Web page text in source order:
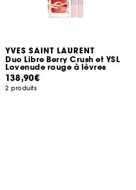
YVES SAINT LAURENT
Duo Libre Berry Crush et YSL
Lovenude rouge à lèvres
138,90€
2 produits